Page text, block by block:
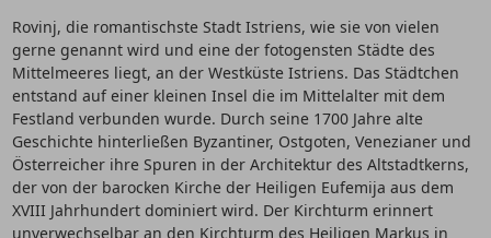
Rovinj, die romantischste Stadt Istriens, wie sie von vielen
gerne genannt wird und eine der fotogensten Städte des
Mittelmeeres liegt, an der Westküste Istriens. Das Städtchen
entstand auf einer kleinen Insel die im Mittelalter mit dem
Festland verbunden wurde. Durch seine 1700 Jahre alte
Geschichte hinterließen Byzantiner, Ostgoten, Venezianer und
Österreicher ihre Spuren in der Architektur des Altstadtkerns,
der von der barocken Kirche der Heiligen Eufemija aus dem
XVIII Jahrhundert dominiert wird. Der Kirchturm erinnert
unverwechselbar an den Kirchturm des Heiligen Markus in